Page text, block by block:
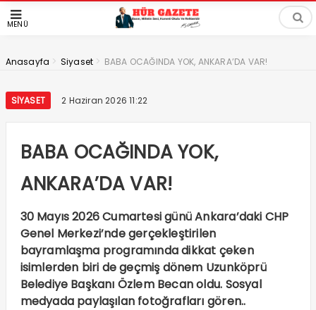
MENÜ
Anasayfa > Siyaset > BABA OCAĞINDA YOK, ANKARA’DA VAR!
SIYASET 2 Haziran 2026 11:22
BABA OCAĞINDA YOK,
ANKARA’DA VAR!
30 Mayıs 2026 Cumartesi günü Ankara’daki CHP
Genel Merkezi’nde gerçekleştirilen
bayramlaşma programında dikkat çeken
isimlerden biri de geçmiş dönem Uzunköprü
Belediye Başkanı Özlem Becan oldu. Sosyal
medyada paylaşılan fotoğrafları gören..